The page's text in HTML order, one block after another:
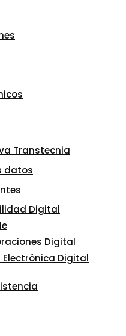
Transtecnia
datos
Digital
Digital
Electrónica Digital